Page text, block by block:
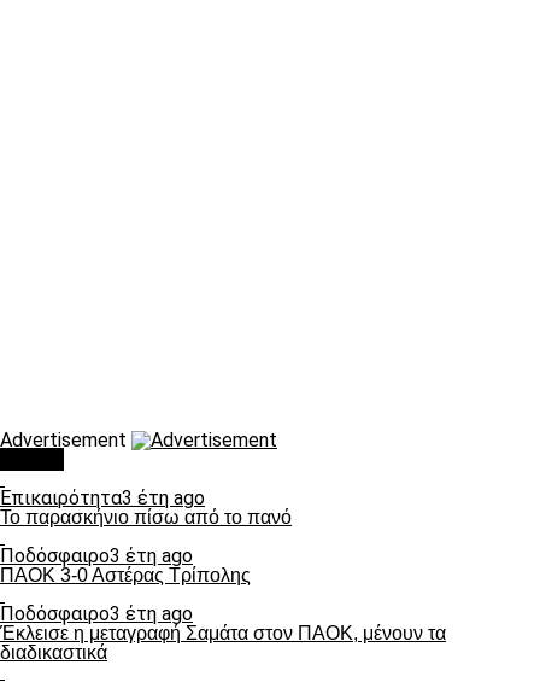
Advertisement
Επικαιρότητα3 έτη ago
Το παρασκήνιο πίσω από το πανό
Ποδόσφαιρο3 έτη ago
ΠΑΟΚ 3-0 Αστέρας Τρίπολης
Ποδόσφαιρο3 έτη ago
Έκλεισε η μεταγραφή Σαμάτα στον ΠΑΟΚ, μένουν τα
διαδικαστικά